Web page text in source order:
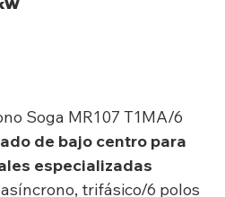
Soga MR107 T1MA/6
de bajo centro para
especializadas
trifásico/6 polos